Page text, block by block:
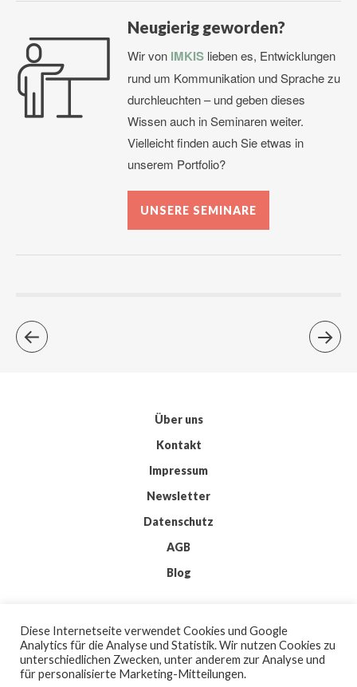
Neugierig geworden?
Wir von IMKIS lieben es, Entwicklungen
rund um Kommunikation und Sprache zu
durchleuchten – und geben dieses
Wissen auch in Seminaren weiter.
Vielleicht finden auch Sie etwas in
unserem Portfolio?
UNSERE SEMINARE
Über uns
Kontakt
Impressum
Newsletter
Datenschutz
AGB
Blog
BYWORDPRESS
| THEME: ELMASTUDIO
| ICONS: FLATICON
Diese Internetseite verwendet Cookies und Google
Analytics für die Analyse und Statistik. Wir nutzen Cookies zu
unterschiedlichen Zwecken, unter anderem zur Analyse und
für personalisierte Marketing-Mitteilungen.